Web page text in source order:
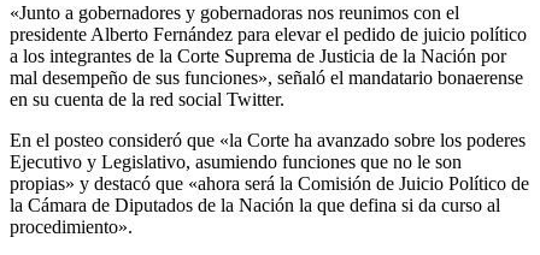
«Junto a gobernadores y gobernadoras nos reunimos con el
presidente Alberto Fernández para elevar el pedido de juicio político
a los integrantes de la Corte Suprema de Justicia de la Nación por
mal desempeño de sus funciones», señaló el mandatario bonaerense
en su cuenta de la red social Twitter.
En el posteo consideró que «la Corte ha avanzado sobre los poderes
Ejecutivo y Legislativo, asumiendo funciones que no le son
propias» y destacó que «ahora será la Comisión de Juicio Político de
la Cámara de Diputados de la Nación la que defina si da curso al
procedimiento».